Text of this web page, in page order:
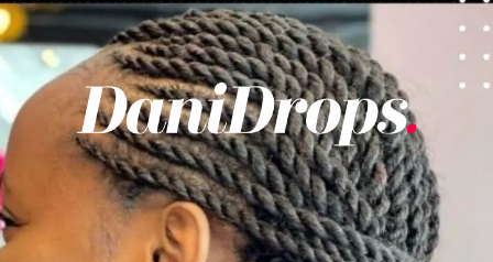
Ouverture https://danidrops.com.br/fr/tendance-coupe-pour-les-cheveux-boucles-feminins/